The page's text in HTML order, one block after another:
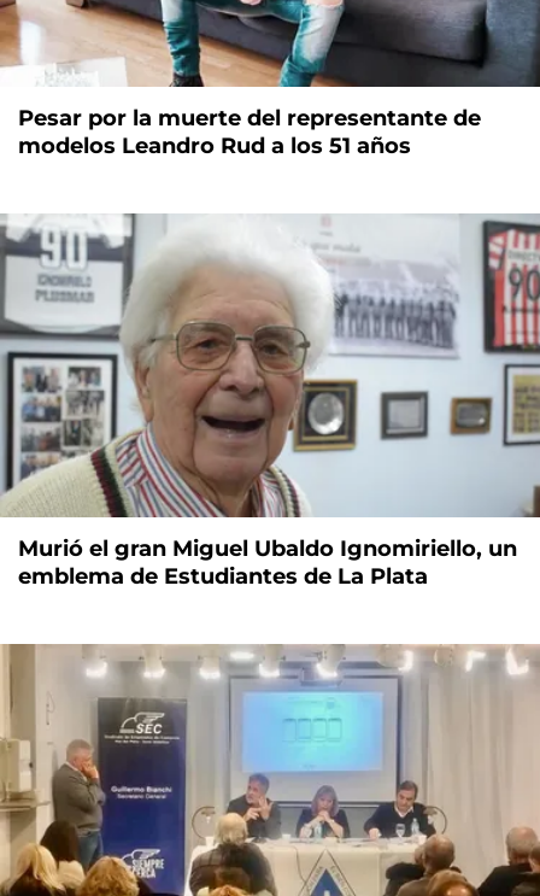
Pesar por la muerte del representante de
modelos Leandro Rud a los 51 años
Murió el gran Miguel Ubaldo Ignomiriello, un
emblema de Estudiantes de La Plata